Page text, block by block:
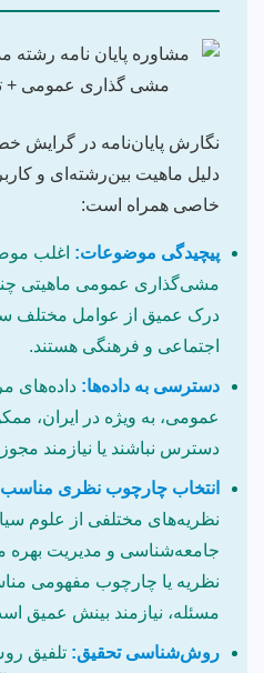
نگارش پایان‌نامه در
دلیل ماهیت بین‌رشته‌ای و
خاصی همراه است:
پیچیدگی موضوعات: اغلب
مشی‌گذاری عمومی ماهیتی
درک عمیق از عوامل مختلف
اجتماعی و فرهنگی هستند.
دسترسی به داده‌ها: داده‌های
عمومی، به ویژه در ایران،
دسترس نباشند یا نیازمند
انتخاب چارچوب نظری
نظریه‌های مختلفی از علوم
جامعه‌شناسی و مدیریت بهره
نظریه یا چارچوب مفهومی
مسئله، نیازمند بینش عمیق
روش‌شناسی تحقیق: تلفیق